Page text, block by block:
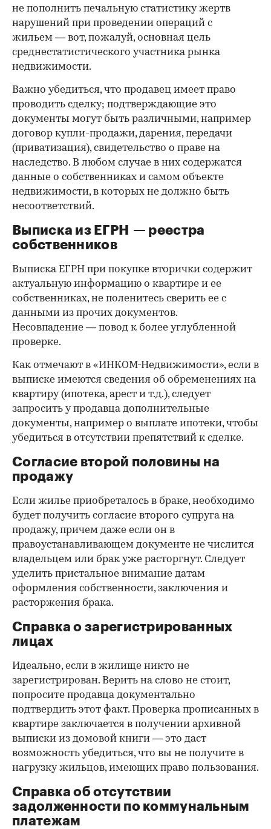
не пополнить печальную статистику жертв
нарушений при проведении операций с
жильем — вот, пожалуй, основная цель
среднестатистического участника рынка
недвижимости.
Важно убедиться, что продавец имеет право
проводить сделку; подтверждающие это
документы могут быть различными, например
договор купли-продажи, дарения, передачи
(приватизация), свидетельство о праве на
наследство. В любом случае в них содержатся
данные о собственниках и самом объекте
недвижимости, в которых не должно быть
несоответствий.
Выписка из ЕГРН — реестра
собственников
Выписка ЕГРН при покупке вторички содержит
актуальную информацию о квартире и ее
собственниках, не поленитесь сверить ее с
данными из прочих документов.
Несовпадение — повод к более углубленной
проверке.
Как отмечают в «ИНКОМ-Недвижимости», если в
выписке имеются сведения об обременениях на
квартиру (ипотека, арест и т.д.), следует
запросить у продавца дополнительные
документы, например о выплате ипотеки, чтобы
убедиться в отсутствии препятствий к сделке.
Согласие второй половины на
продажу
Если жилье приобреталось в браке, необходимо
будет получить согласие второго супруга на
продажу, причем даже если он в
правоустанавливающем документе не числится
владельцем или брак уже расторгнут. Следует
уделить пристальное внимание датам
оформления собственности, заключения и
расторжения брака.
Справка о зарегистрированных
лицах
Идеально, если в жилище никто не
зарегистрирован. Верить на слово не стоит,
попросите продавца документально
подтвердить этот факт. Проверка прописанных в
квартире заключается в получении архивной
выписки из домовой книги — это даст
возможность убедиться, что вы не получите в
нагрузку жильцов, имеющих право пользования.
Справка об отсутствии
задолженности по коммунальным
платежам